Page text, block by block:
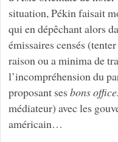
situation, Pékin faisait
qui en dépêchant alors
émissaires censés
raison ou a minima de
l’incompréhension du
proposant ses bons
médiateur) avec les
américain…